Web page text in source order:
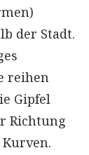
der Stadt.
reihen
Gipfel
Richtung